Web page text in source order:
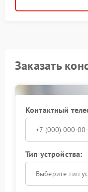
Заказать
Контактный
Тип устройства:
Выберите тип